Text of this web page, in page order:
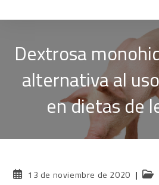
Dextrosa
alternativa al
en dietas de
13 de noviembre de 2020